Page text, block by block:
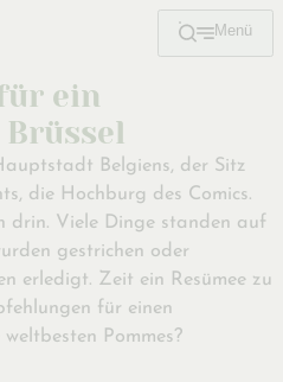
Menü
ein
Brüssel
Belgiens, der Sitz
die Hochburg des Comics.
drin. Viele Dinge standen auf
gestrichen oder
erledigt. Zeit ein Resümee zu
für einen
Pommes?